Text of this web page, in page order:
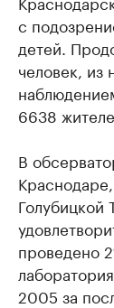
с
детей.
человек, из
6638
В
Голубицкой
проведено
2005 за